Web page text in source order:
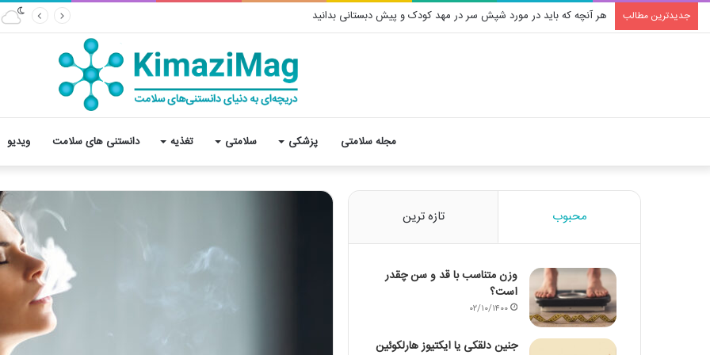
جدیدترین مطالب هر آنچه که باید در مورد شپش سر در مهد کودک و پیش دبستانی بدانید
مجله سلامتی پزشکی سلامتی تغذیه دانستنی های سلامت ویدیو
محبوب تازه ترین
وزن متناسب با قد و سن چقدر
است؟
۰۲/۱۰/۱۴۰۰
جنین دلقکی یا ایکتیوز هارلکوئین